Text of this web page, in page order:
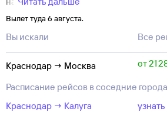
Вылет туда 6 августа.
Вы искали Все
Краснодар → Москва от 21
Расписание рейсов в соседние города
Краснодар → Калуга